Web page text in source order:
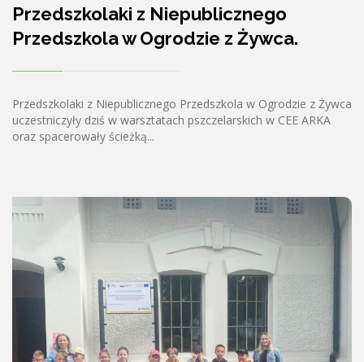
Przedszkolaki z Niepublicznego
Przedszkola w Ogrodzie z Żywca.
Przedszkolaki z Niepublicznego Przedszkola w Ogrodzie z Żywca
uczestniczyły dziś w warsztatach pszczelarskich w CEE ARKA
oraz spacerowały ścieżką...